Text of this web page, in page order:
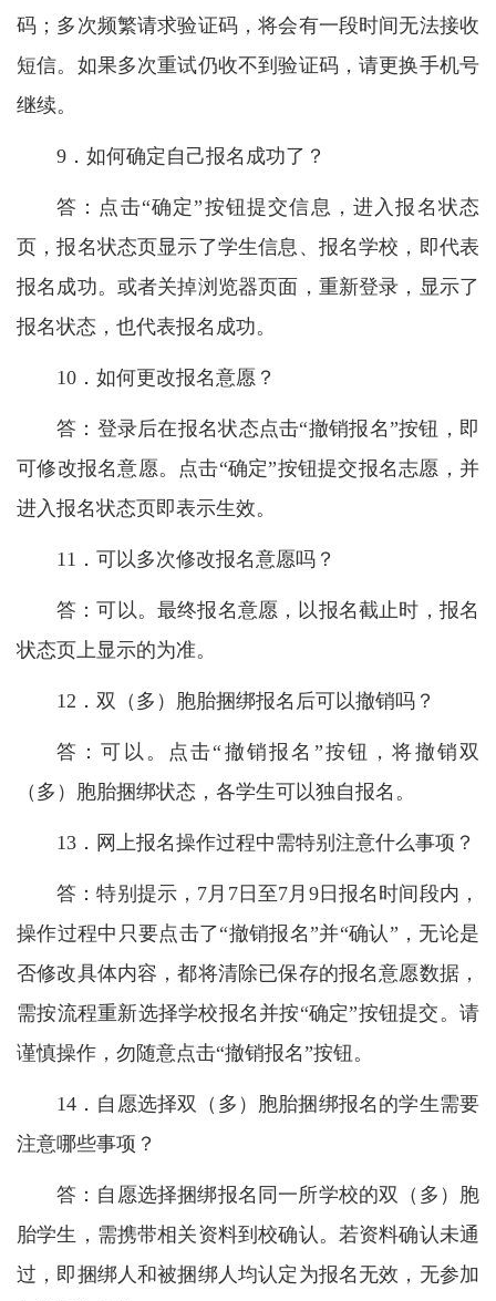
码；多次频繁请求验证码，将会有一段时间无法接收
短信。如果多次重试仍收不到验证码，请更换手机号
继续。
9．如何确定自己报名成功了？
答：点击“确定”按钮提交信息，进入报名状态
页，报名状态页显示了学生信息、报名学校，即代表
报名成功。或者关掉浏览器页面，重新登录，显示了
报名状态，也代表报名成功。
10．如何更改报名意愿？
答：登录后在报名状态点击“撤销报名”按钮，即
可修改报名意愿。点击“确定”按钮提交报名志愿，并
进入报名状态页即表示生效。
11．可以多次修改报名意愿吗？
答：可以。最终报名意愿，以报名截止时，报名
状态页上显示的为准。
12．双（多）胞胎捆绑报名后可以撤销吗？
答：可以。点击“撤销报名”按钮，将撤销双
（多）胞胎捆绑状态，各学生可以独自报名。
13．网上报名操作过程中需特别注意什么事项？
答：特别提示，7月7日至7月9日报名时间段内，
操作过程中只要点击了“撤销报名”并“确认”，无论是
否修改具体内容，都将清除已保存的报名意愿数据，
需按流程重新选择学校报名并按“确定”按钮提交。请
谨慎操作，勿随意点击“撤销报名”按钮。
14．自愿选择双（多）胞胎捆绑报名的学生需要
注意哪些事项？
答：自愿选择捆绑报名同一所学校的双（多）胞
胎学生，需携带相关资料到校确认。若资料确认未通
过，即捆绑人和被捆绑人均认定为报名无效，无参加